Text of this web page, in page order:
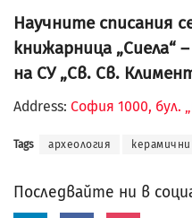
Научните списания
книжарница „Сиела“
на СУ „Св. Св.
Address: София 1000, бул.
Tags археология
Последвайте ни в